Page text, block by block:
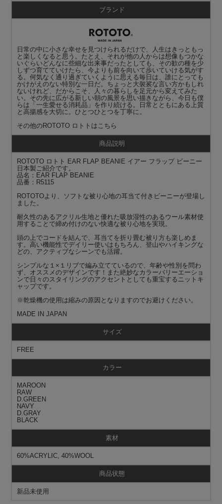
ブランド
日常の中に小さな幸せを見つけられるだけで、人生はきっともっ
と楽しくなると思う。たとえ、それが他の人からは想像もつかな
いぐらいどんなに些細な出来事だったとしても、その歓の種を少
しずつ育てていけたら、今よりも前を向いて歩いていける気がす
る。何気なく通り過ぎていくように思える毎日は、誰にとっても
かけがえのない特別な一日だ。ちょっと大袈裟な言い方かもしれ
ないけれど、だからこそ、人々の暮らしを足元から変えてみた
い。その先に広がる新しい朝の風景を思い描きながら、今日も僕
らは「一生愛せる消耗品」を作り続ける。日常とともにある上質
と高揚感を大切に。ひとつひとつを丁寧に。
その他のROTOTO ロトト はこちら
商品説明
ROTOTO ロトト EAR FLAP BEANIE イアー フラップ ビーニー
日本製ご紹介です。
品名：EAR FLAP BEANIE
品番：R5115
ROTOTOより、ソフトな被り心地の耳当て付きビーニーが登場し
ました。
耐久性のあるアクリル生地と優れた吸放湿性のあるウール素材使
用することで締め付けのない快適な被り心地を実現。
頭の上でコードを結んで、耳当てを折り畳む被り方も楽しめま
す。高い機能性でデイリー使いはもちろん、登山やハイキングな
どの、アクティブなシーンでも活躍。
シンプルな１×１リブで編み立てているので、年齢や性別を問わ
ず、オススメのデザインです！また絶妙なカラーバリーエーショ
ンで日々のスタイリングのアクセントとしても重宝するニットキ
ャップです。
※乾燥機の使用は縮みの原因となりますのでお避けください。
MADE IN JAPAN
サイズ
FREE
カラー
MAROON
RAW
D.GREEN
NAVY
D.GRAY
BLACK
素材
60%ACRYLIC, 40%WOOL
商品状態
新品未使用